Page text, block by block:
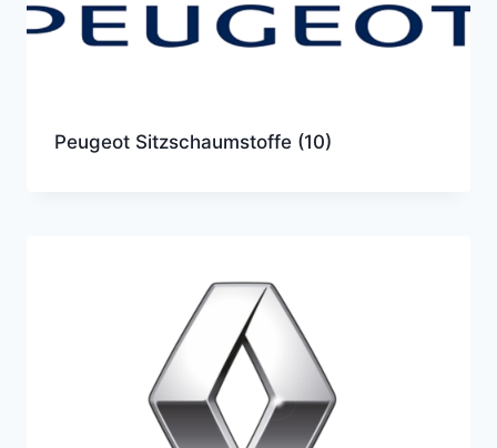
Peugeot Sitzschaumstoffe (10)